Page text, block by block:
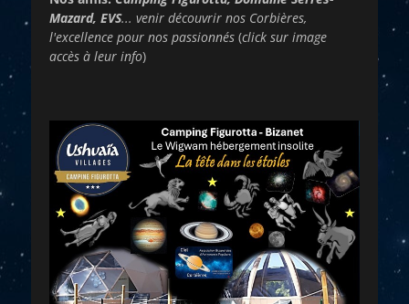
Mazard, EVS... venir découvrir nos Corbières,
l'excellence pour nos passionnés (click sur image
accès à leur info)